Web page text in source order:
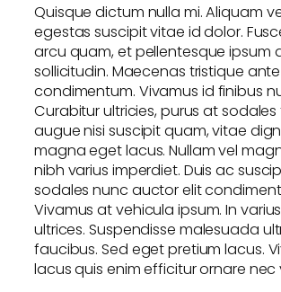
Quisque dictum nulla mi. Aliquam
egestas suscipit vitae id dolor.
arcu quam, et pellentesque ipsum
sollicitudin. Maecenas tristique
condimentum. Vivamus id finibus
Curabitur ultricies, purus at
augue nisi suscipit quam, vitae
magna eget lacus. Nullam vel
nibh varius imperdiet. Duis ac
sodales nunc auctor elit
Vivamus at vehicula ipsum. In
ultrices. Suspendisse malesuada
faucibus. Sed eget pretium lacus.
lacus quis enim efficitur ornare nec